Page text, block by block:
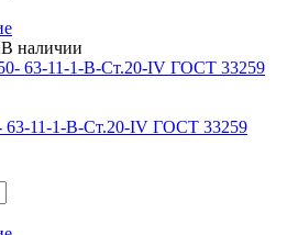
В наличии
63-11-1-В-Ст.20-IV ГОСТ 33259